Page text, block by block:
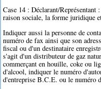
Case 14 : Déclarant/
raison sociale, la forme juridique
Indiquer aussi la personne de
numéro de fax ainsi que son
fiscal ou d'un destinataire
s'agit d'un distributeur de gaz
commerçant en houille, coke ou
d'alcool, indiquer le numéro
d'entreprise B.C.E. ou le numéro